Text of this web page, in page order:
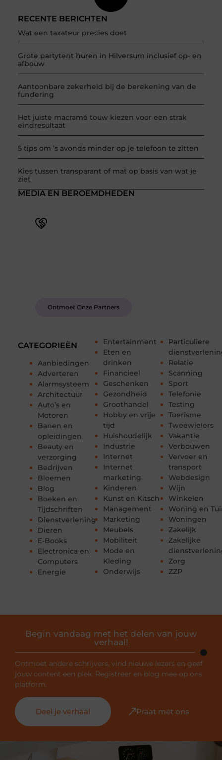
RECENTE BERICHTEN
Wat een taxateur precies doet
Grote partytent huren in Hilversum inclusief op- en
afbouw
Aantoonbare zekerheid bij de berekening van de
fundering
Het juiste macramé touw kiezen voor een strak
eindresultaat
5 tips om ’s avonds minder op je telefoon te zitten
Kies tussen transparant of mat op basis van wat je
ziet
CATEGORIEËN
Aanbiedingen
Adverteren
Alarmsysteem
Architectuur
Auto’s en
Motoren
Banen en
opleidingen
Beauty en
verzorging
Bedrijven
Bloemen
Blog
Boeken en
Tijdschriften
Dienstverlening
Dieren
E-Books
Electronica en
Computers
Energie
Entertainment
Eten en
drinken
Financieel
Geschenken
Gezondheid
Groothandel
Hobby en vrije
tijd
Huishoudelijk
Industrie
Internet
Internet
marketing
Kinderen
Kunst en Kitsch
Management
Marketing
Meubels
Mobiliteit
Mode en
Kleding
Onderwijs
Particuliere
Relatie
Scanning
Sport
Telefonie
Testing
Toerisme
Tweewielers
Vakantie
Verbouwen
Vervoer en
transport
Webdesign
Wijn
Winkelen
Woning en
Woningen
Zakelijk
Zakelijke
Zorg
ZZP
MEDIA EN BEROEMDHEDEN
Ontmoet Onze Partners
Begin vandaag met het delen van jouw
verhaal!
Ontmoet andere schrijvers, vind nieuwe lezers en geef
jouw content een plek. Registreer en blog mee op ons
platform.
Deel je verhaal Praat met ons